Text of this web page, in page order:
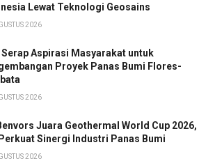
Lewat Teknologi Geosains
2026
Serap Aspirasi Masyarakat untuk
Proyek Panas Bumi Flores-
2026
Juara Geothermal World Cup 2026,
Sinergi Industri Panas Bumi
2026